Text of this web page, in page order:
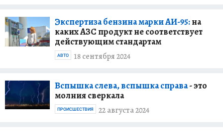
Экспертиза бензина марки АИ-95:на
каких АЗС продукт не соответствует
действующим стандартам
18 сентября 2024
АВТО
Вспышка слева, вспышка справа- это
молния сверкала
22 августа 2024
ПРОИСШЕСТВИЯ